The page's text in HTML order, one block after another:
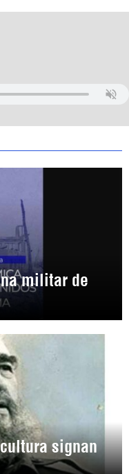
militar de
signan